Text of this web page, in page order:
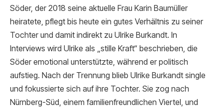
Söder, der 2018 seine aktuelle Frau Karin Baumüller
heiratete, pflegt bis heute ein gutes Verhältnis zu seiner
Tochter und damit indirekt zu Ulrike Burkandt. In
Interviews wird Ulrike als „stille Kraft“ beschrieben, die
Söder emotional unterstützte, während er politisch
aufstieg. Nach der Trennung blieb Ulrike Burkandt single
und fokussierte sich auf ihre Tochter. Sie zog nach
Nürnberg-Süd, einem familienfreundlichen Viertel, und